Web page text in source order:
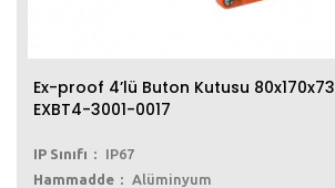
Ex-proof 4’lü Buton Kutusu 80x170x73
EXBT4-3001-0017
IP Sınıfı
IP67
Hammadde
Alüminyum